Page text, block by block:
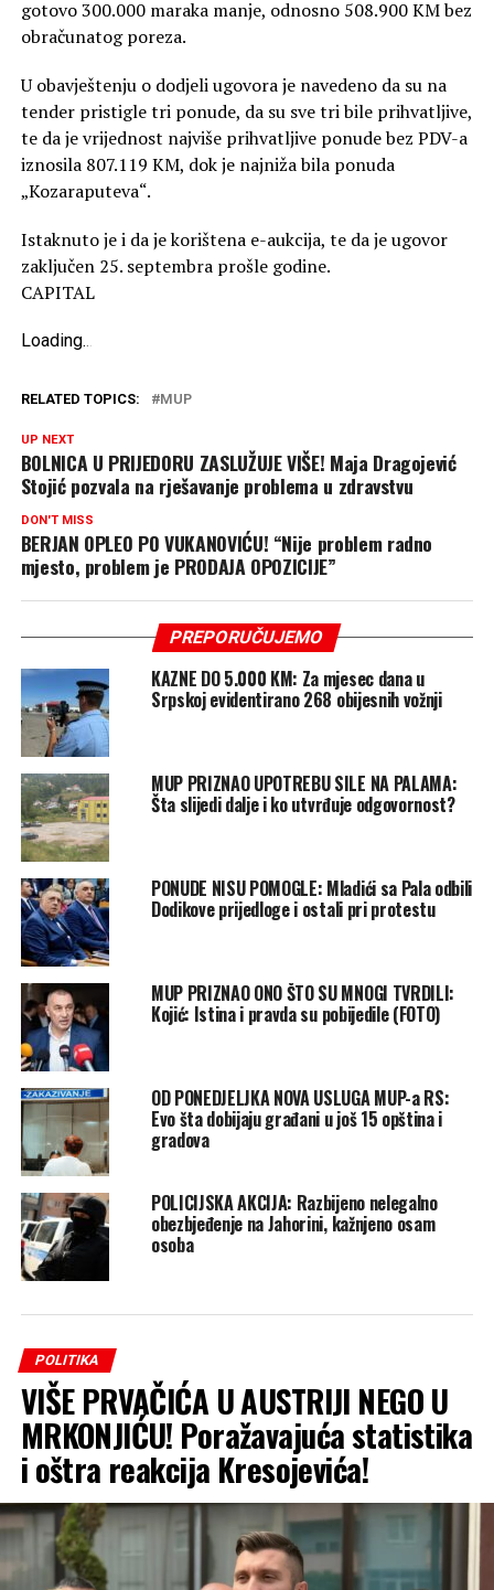
gotovo 300.000 maraka manje, odnosno 508.900 KM bez
obračunatog poreza.
U obavještenju o dodjeli ugovora je navedeno da su na
tender pristigle tri ponude, da su sve tri bile prihvatljive,
te da je vrijednost najviše prihvatljive ponude bez PDV-a
iznosila 807.119 KM, dok je najniža bila ponuda
„Kozaraputeva“.
Istaknuto je i da je korištena e-aukcija, te da je ugovor
zaključen 25. septembra prošle godine.
CAPITAL
Loading...
RELATED TOPICS: MUP
UP NEXT
BOLNICA U PRIJEDORU ZASLUŽUJE VIŠE! Maja Dragojević
Stojić pozvala na rješavanje problema u zdravstvu
DON'T MISS
BERJAN OPLEO PO VUKANOVIĆU! “Nije problem radno
mjesto, problem je PRODAJA OPOZICIJE”
PREPORUČUJEMO
KAZNE DO 5.000 KM: Za mjesec dana u
Srpskoj evidentirano 268 obijesnih vožnji
MUP PRIZNAO UPOTREBU SILE NA PALAMA:
Šta slijedi dalje i ko utvrđuje odgovornost?
PONUDE NISU POMOGLE: Mladići sa Pala odbili
Dodikove prijedloge i ostali pri protestu
MUP PRIZNAO ONO ŠTO SU MNOGI TVRDILI:
Kojić: Istina i pravda su pobijedile (FOTO)
OD PONEDJELJKA NOVA USLUGA MUP-a RS:
Evo šta dobijaju građani u još 15 opština i
gradova
POLICIJSKA AKCIJA: Razbijeno nelegalno
obezbjeđenje na Jahorini, kažnjeno osam
osoba
POLITIKA
VIŠE PRVAČIĆA U AUSTRIJI NEGO U
MRKONJIĆU! Poražavajuća statistika
i oštra reakcija Kresojevića!